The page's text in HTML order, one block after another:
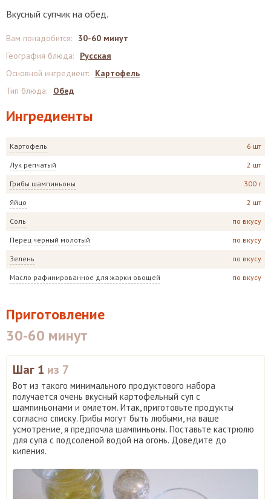
Вкусный супчик на обед.
Ингредиенты
Картофель 6 шт
Лук репчатый 2 шт
Грибы шампиньоны 300 г
Яйцо 2 шт
Соль по вкусу
Перец черный молотый по вкусу
Зелень по вкусу
Масло рафинированное для жарки овощей по вкусу
Вам понадобится:
30-60 минут
География блюда:
Русская
Основной ингредиент:
Картофель
Тип блюда: Обед
Приготовление
30-60 минут
Шаг 1 из 7
Вот из такого минимального продуктового набора
получается очень вкусный картофельный суп с
шампиньонами и омлетом. Итак, приготовьте продукты
согласно списку. Грибы могут быть любыми, на ваше
усмотрение, я предпочла шампиньоны. Поставьте кастрюлю
для супа с подсоленой водой на огонь. Доведите до
кипения.